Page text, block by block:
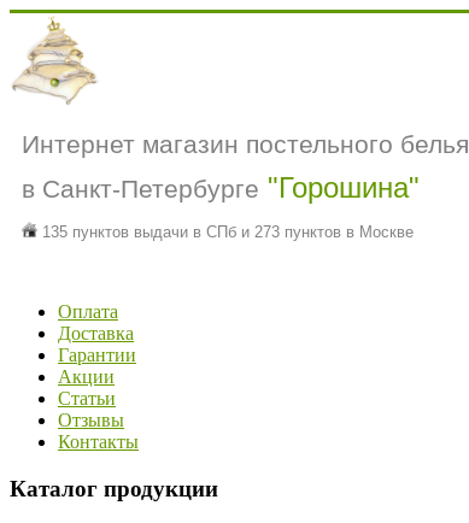
Интернет магазин постельного белья
в Санкт-Петербурге "Горошина"
135 пунктов выдачи в СПб и 273 пунктов в Москве
Оплата
Доставка
Гарантии
Акции
Статьи
Отзывы
Контакты
Каталог продукции